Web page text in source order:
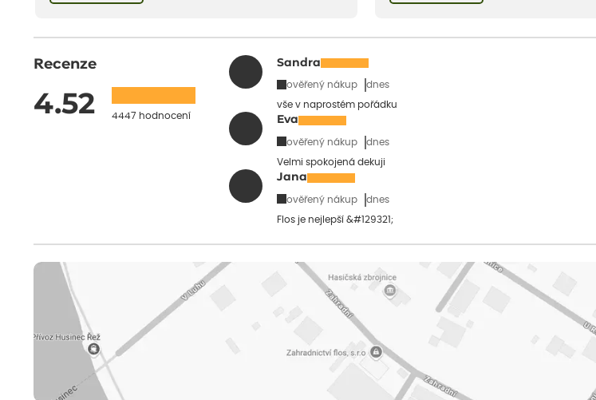
Recenze
4.52 4447 hodnocení
Sandra
ověřený nákup dnes
vše v naprostém pořádku
Eva
ověřený nákup dnes
Velmi spokojená dekuji
Jana
ověřený nákup dnes
Flos je nejlepší &#129321;